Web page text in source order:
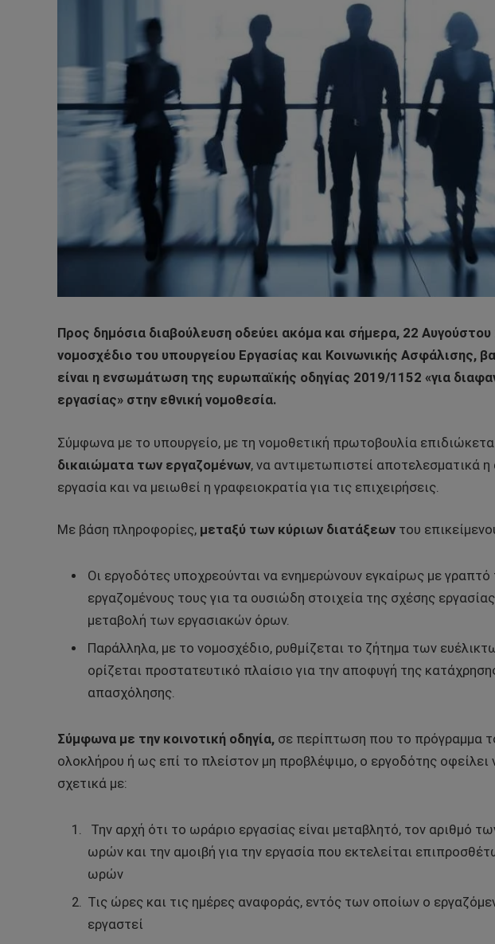
Προς δημόσια διαβούλευση οδεύει ακόμα και σήμερα, 22
νομοσχέδιο του υπουργείου Εργασίας και Κοινωνικής Ασφάλισης,
είναι η ενσωμάτωση της ευρωπαϊκής οδηγίας 2019/1152 «για
εργασίας» στην εθνική νομοθεσία.
Σύμφωνα με το υπουργείο, με τη νομοθετική πρωτοβουλία
δικαιώματα των εργαζομένων, να αντιμετωπιστεί αποτελεσματικά
εργασία και να μειωθεί η γραφειοκρατία για τις επιχειρήσεις.
Με βάση πληροφορίες, μεταξύ των κύριων διατάξεων του
Οι εργοδότες υποχρεούνται να ενημερώνουν εγκαίρως με
εργαζομένους τους για τα ουσιώδη στοιχεία της σχέσης
μεταβολή των εργασιακών όρων.
Παράλληλα, με το νομοσχέδιο, ρυθμίζεται το ζήτημα των
ορίζεται προστατευτικό πλαίσιο για την αποφυγή της
απασχόλησης.
Σύμφωνα με την κοινοτική οδηγία, σε περίπτωση που το πρόγραμμα
ολοκλήρου ή ως επί το πλείστον μη προβλέψιμο, ο εργοδότης οφείλει
σχετικά με:
Την αρχή ότι το ωράριο εργασίας είναι μεταβλητό, τον αριθμό
ωρών και την αμοιβή για την εργασία που εκτελείται
ωρών
Τις ώρες και τις ημέρες αναφοράς, εντός των οποίων ο
εργαστεί